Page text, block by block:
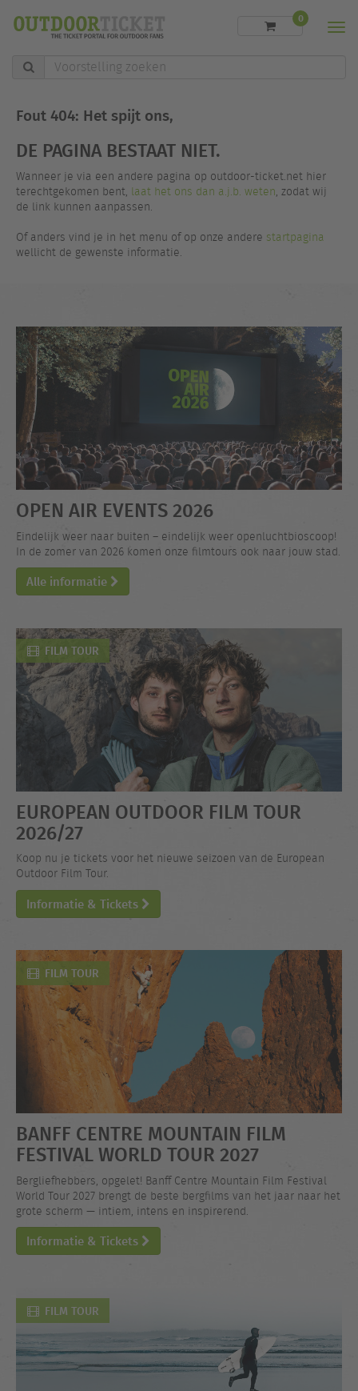
Voorstelling
zoeken
0
Fout 404: Het spijt ons,
DE PAGINA BESTAAT NIET.
Wanneer je via een andere pagina op outdoor-ticket.net hier
terechtgekomen bent, laat het ons dan a.j.b. weten, zodat wij
de link kunnen aanpassen.
Of anders vind je in het menu of op onze andere startpagina
wellicht de gewenste informatie.
OPEN AIR EVENTS 2026
Eindelijk weer naar buiten – eindelijk weer openluchtbioscoop!
In de zomer van 2026 komen onze filmtours ook naar jouw stad.
Alle informatie
FILM TOUR
EUROPEAN OUTDOOR FILM TOUR
2026/27
Koop nu je tickets voor het nieuwe seizoen van de European
Outdoor Film Tour.
Informatie & Tickets
FILM TOUR
BANFF CENTRE MOUNTAIN FILM
FESTIVAL WORLD TOUR 2027
Bergliefhebbers, opgelet! Banff Centre Mountain Film Festival
World Tour 2027 brengt de beste bergfilms van het jaar naar het
grote scherm — intiem, intens en inspirerend.
Informatie & Tickets
FILM TOUR